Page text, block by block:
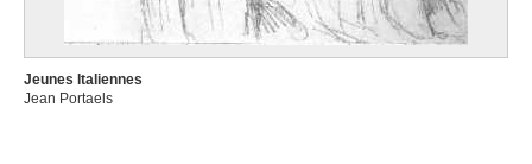
Jeunes Italiennes
Jean Portaels